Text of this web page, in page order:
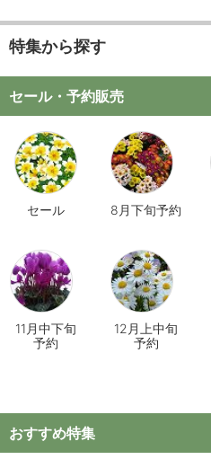
特集から探す
セール・予約販売
セール 8月下旬予約
11月中下旬
予約
12月上中旬
予約
おすすめ特集